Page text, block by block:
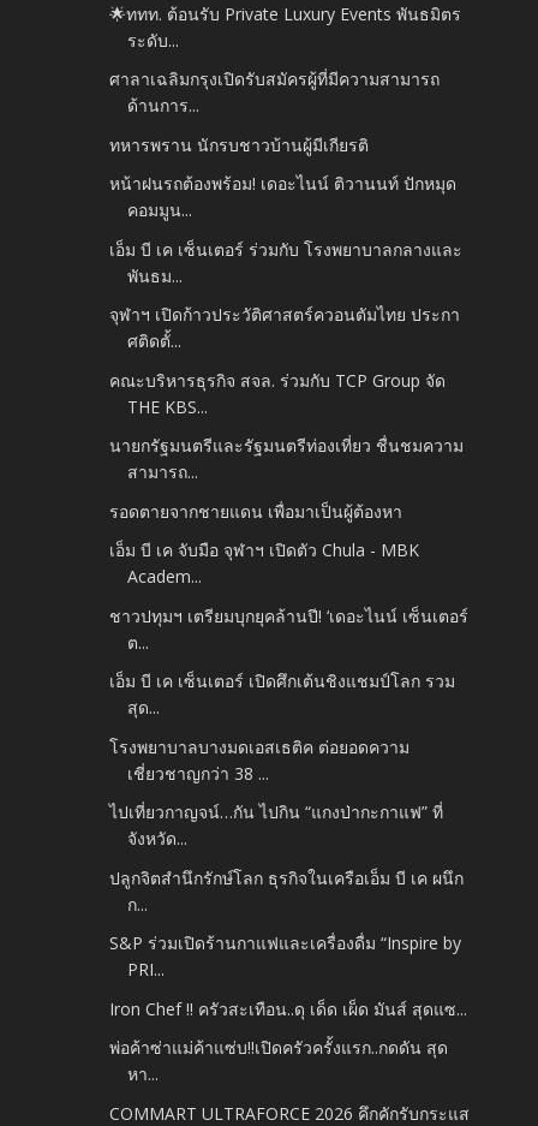
🌟ททท. ต้อนรับ Private Luxury Events พันธมิตร
ระดับ...
ศาลาเฉลิมกรุงเปิดรับสมัครผู้ที่มีความสามารถ
ด้านการ...
ทหารพราน นักรบชาวบ้านผู้มีเกียรติ
หน้าฝนรถต้องพร้อม! เดอะไนน์ ติวานนท์ ปักหมุด
คอมมูน...
เอ็ม บี เค เซ็นเตอร์ ร่วมกับ โรงพยาบาลกลางและ
พันธม...
จุฬาฯ เปิดก้าวประวัติศาสตร์ควอนตัมไทย ประกา
ศติดตั้...
คณะบริหารธุรกิจ สจล. ร่วมกับ TCP Group จัด
THE KBS...
นายกรัฐมนตรีและรัฐมนตรีท่องเที่ยว ชื่นชมความ
สามารถ...
รอดตายจากชายแดน เพื่อมาเป็นผู้ต้องหา
เอ็ม บี เค จับมือ จุฬาฯ เปิดตัว Chula - MBK
Academ...
ชาวปทุมฯ เตรียมบุกยุคล้านปี! ‘เดอะไนน์ เซ็นเตอร์
ต...
เอ็ม บี เค เซ็นเตอร์ เปิดศึกเต้นชิงแชมป์โลก รวม
สุด...
โรงพยาบาลบางมดเอสเธติค ต่อยอดความ
เชี่ยวชาญกว่า 38 ...
ไปเที่ยวกาญจน์…กัน ไปกิน “แกงป่ากะกาแฟ” ที่
จังหวัด...
ปลูกจิตสำนึกรักษ์โลก ธุรกิจในเครือเอ็ม บี เค ผนึก
ก...
S&P ร่วมเปิดร้านกาแฟและเครื่องดื่ม “Inspire by
PRI...
Iron Chef !! ครัวสะเทือน..ดุ เด็ด เผ็ด มันส์ สุดแซ...
พ่อค้าซ่าแม่ค้าแซ่บ!!เปิดครัวครั้งแรก..กดดัน สุด
หา...
COMMART ULTRAFORCE 2026 คึกคักรับกระแส